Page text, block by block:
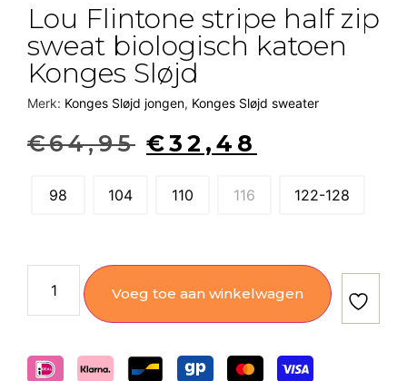
Lou Flintone stripe half zip
sweat biologisch katoen
Konges Sløjd
Merk: Konges Sløjd jongen, Konges Sløjd sweater
€64,95 €32,48
98 104 110 116 122-128
Voeg toe aan winkelwagen